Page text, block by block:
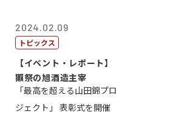
2024.02.09
トピックス
【イベント・レポート】
獺祭の旭酒造主宰
「最高を超える山田錦プロ
ジェクト」 表彰式を開催